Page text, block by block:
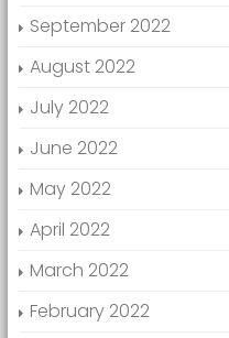
September 2022
August 2022
July 2022
June 2022
May 2022
April 2022
March 2022
February 2022